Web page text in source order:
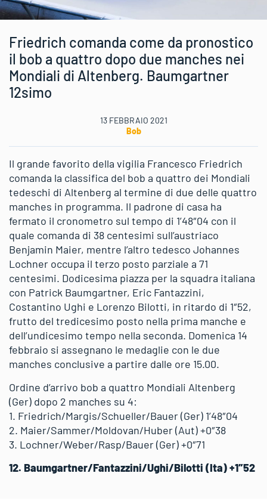
Friedrich comanda come da pronostico
il bob a quattro dopo due manches nei
Mondiali di Altenberg. Baumgartner
12simo
13 FEBBRAIO 2021
Bob
Il grande favorito della vigilia Francesco Friedrich
comanda la classifica del bob a quattro dei Mondiali
tedeschi di Altenberg al termine di due delle quattro
manches in programma. Il padrone di casa ha
fermato il cronometro sul tempo di 1’48″04 con il
quale comanda di 38 centesimi sull’austriaco
Benjamin Maier, mentre l’altro tedesco Johannes
Lochner occupa il terzo posto parziale a 71
centesimi. Dodicesima piazza per la squadra italiana
con Patrick Baumgartner, Eric Fantazzini,
Costantino Ughi e Lorenzo Bilotti, in ritardo di 1″52,
frutto del tredicesimo posto nella prima manche e
dell’undicesimo tempo nella seconda. Domenica 14
febbraio si assegnano le medaglie con le due
manches conclusive a partire dalle ore 15.00.
Ordine d’arrivo bob a quattro Mondiali Altenberg
(Ger) dopo 2 manches su 4:
1. Friedrich/Margis/Schueller/Bauer (Ger) 1’48″04
2. Maier/Sammer/Moldovan/Huber (Aut) +0″38
3. Lochner/Weber/Rasp/Bauer (Ger) +0″71
12. Baumgartner/Fantazzini/Ughi/Bilotti (Ita) +1″52